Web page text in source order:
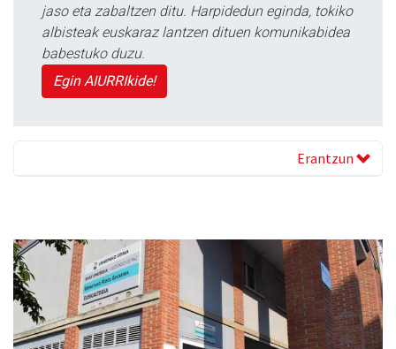
jaso eta zabaltzen ditu. Harpidedun eginda, tokiko
albisteak euskaraz lantzen dituen komunikabidea
babestuko duzu.
Egin AIURRIkide!
Erantzun